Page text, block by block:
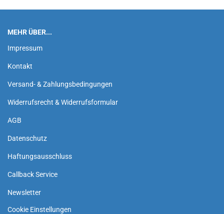
MEHR ÜBER...
Impressum
Kontakt
Versand- & Zahlungsbedingungen
Widerrufsrecht & Widerrufsformular
AGB
Datenschutz
Haftungsausschluss
Callback Service
Newsletter
Cookie Einstellungen